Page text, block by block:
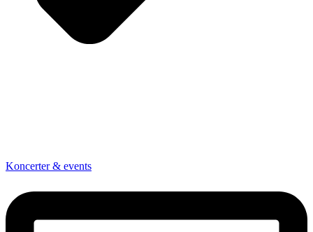
Koncerter & events